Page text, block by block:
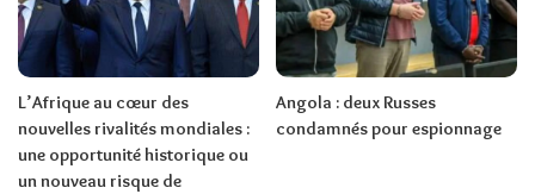
L’Afrique au cœur des
nouvelles rivalités mondiales :
une opportunité historique ou
un nouveau risque de
Angola : deux Russes
condamnés pour espionnage